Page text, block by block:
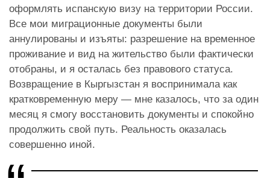
оформлять испанскую визу на территории России.
Все мои миграционные документы были
аннулированы и изъяты: разрешение на временное
проживание и вид на жительство были фактически
отобраны, и я осталась без правового статуса.
Возвращение в Кыргызстан я воспринимала как
кратковременную меру — мне казалось, что за один
месяц я смогу восстановить документы и спокойно
продолжить свой путь. Реальность оказалась
совершенно иной.